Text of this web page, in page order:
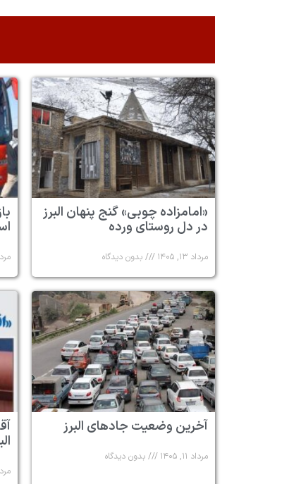
«امامزاده چوبی» گنج پنهان البرز
در دل روستای ورده
مرداد ۱۳, ۱۴۰۵ بدون دیدگاه مرداد
آخرین وضعیت جادهای البرز
مرداد ۱۱, ۱۴۰۵ بدون دیدگاه
مرداد